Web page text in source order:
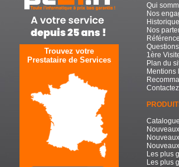
Trouvez votre
Prestataire de Services
Qui
Nos
Nos
1ère
Plan du
Mentions
Les plus
Les plus